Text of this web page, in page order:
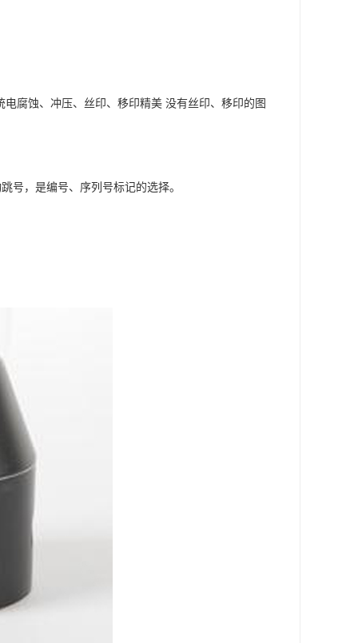
腐蚀、冲压、丝印、移印精美 没有丝印、移印的图
号，是编号、序列号标记的选择。